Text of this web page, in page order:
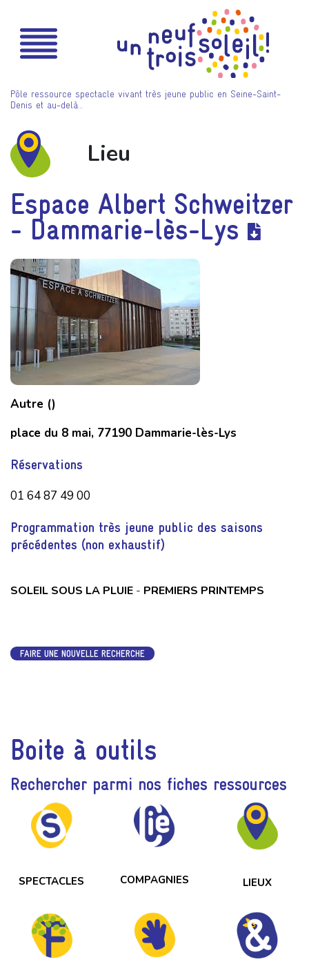
Pôle ressource spectacle vivant très jeune public en Seine-Saint-
Denis et au-delà…
Lieu
Espace Albert Schweitzer
- Dammarie-lès-Lys
Autre ()
place du 8 mai, 77190 Dammarie-lès-Lys
Réservations
01 64 87 49 00
Programmation très jeune public des saisons
précédentes (non exhaustif)
SOLEIL SOUS LA PLUIE - PREMIERS PRINTEMPS
FAIRE UNE NOUVELLE RECHERCHE
Boite à outils
Rechercher parmi nos fiches ressources
SPECTACLES COMPAGNIES LIEUX